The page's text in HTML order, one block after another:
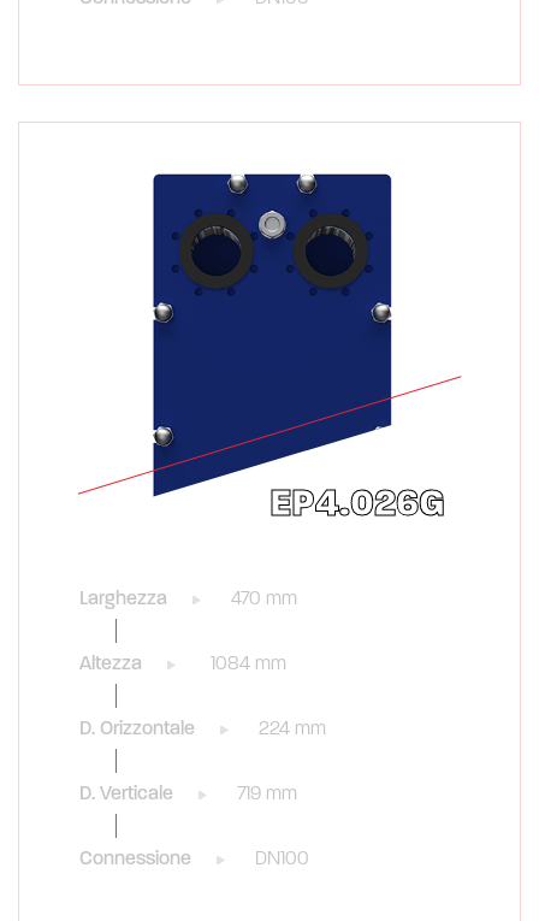
EP4.026G
Larghezza 470 mm
Altezza 1084 mm
D. Orizzontale 224 mm
D. Verticale 719 mm
Connessione DN100